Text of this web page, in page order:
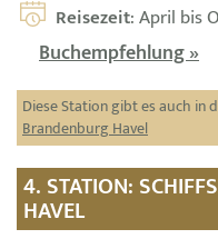
Reisezeit: April bis
Buchempfehlung »
Diese Station gibt es auch in
Brandenburg Havel
4. STATION:
HAVEL